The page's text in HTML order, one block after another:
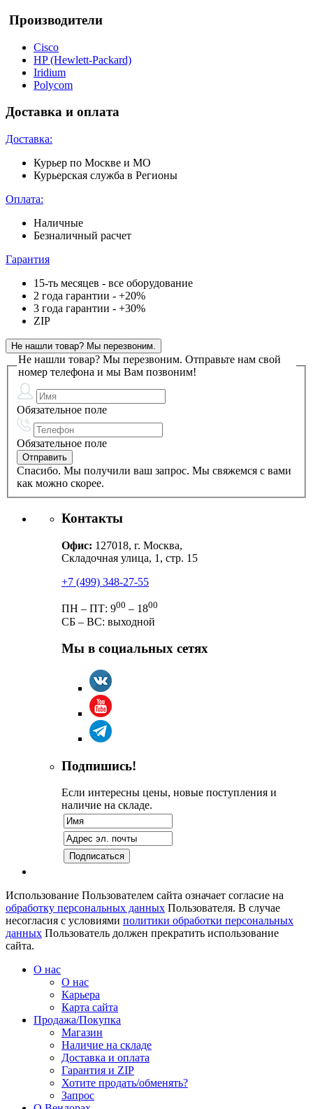
Производители
Cisco
HP (Hewlett-Packard)
Iridium
Polycom
Доставка и оплата
Доставка:
Курьер по Москве и МО
Курьерская служба в Регионы
Оплата:
Наличные
Безналичный расчет
Гарантия
15-ть месяцев - все оборудование
2 года гарантии - +20%
3 года гарантии - +30%
ZIP
Не нашли товар? Мы перезвоним.
Не нашли товар? Мы перезвоним. Отправьте нам свой
номер телефона и мы Вам позвоним!
Обязательное поле
Обязательное поле
Спасибо. Мы получили ваш запрос. Мы свяжемся с вами
как можно скорее.
Контакты
Офис: 127018, г. Москва,
Складочная улица, 1, стр. 15
+7 (499) 348-27-55
ПН – ПТ: 900 – 1800
СБ – ВС: выходной
Мы в социальных сетях
Подпишись!
Если интересны цены, новые поступления и
наличие на складе.
Использование Пользователем сайта означает согласие на
обработку персональных данных Пользователя. В случае
несогласия с условиями политики обработки персональных
данных Пользователь должен прекратить использование
сайта.
О нас
О нас
Карьера
Карта сайта
Продажа/Покупка
Магазин
Наличие на складе
Доставка и оплата
Гарантия и ZIP
Хотите продать/обменять?
Запрос